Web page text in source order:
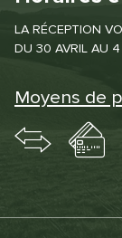
LA RÉCEPTION
DU 30 AVRIL AU
Moyens de